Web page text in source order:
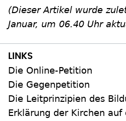
(Dieser Artikel wurde
Januar, um 06.40 Uhr
Die Online-Petition
Die Gegenpetition
Die Leitprinzipien des
Erklärung der Kirchen auf